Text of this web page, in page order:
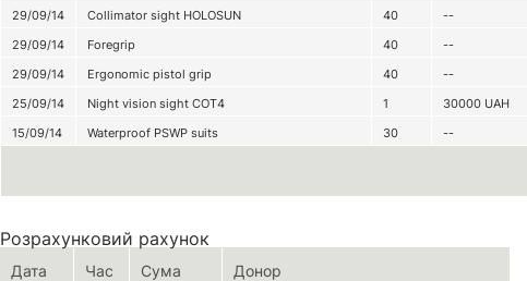
29/09/14
Collimator sight HOLOSUN 40 --
29/09/14
Foregrip 40 --
29/09/14
Ergonomic pistol grip 40 --
25/09/14
Night vision sight СОТ4 1 30000 UAH
15/09/14
Waterproof PSWP suits 30 --
Розрахунковий рахунок
Дата Час Сума Донор